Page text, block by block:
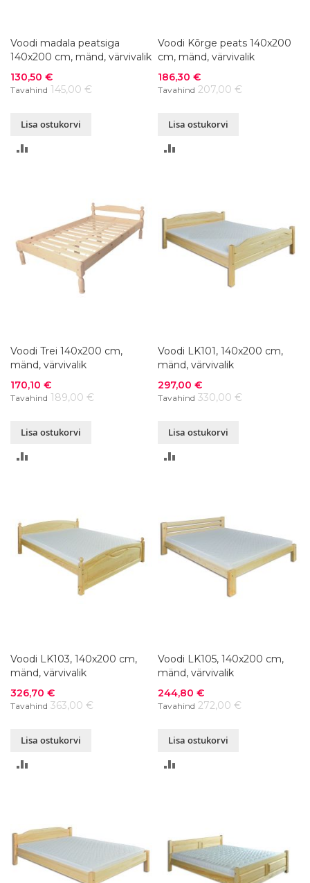
Voodi madala peatsiga
140x200 cm, mänd, värvivalik
Soodushind
130,50 €
Tavahind 145,00 €
Lisa ostukorvi
Voodi Kõrge peats 140x200
cm, mänd, värvivalik
Soodushind
186,30 €
Tavahind 207,00 €
Lisa ostukorvi
Voodi Trei 140x200 cm,
mänd, värvivalik
Soodushind
170,10 €
Tavahind 189,00 €
Lisa ostukorvi
Voodi LK101, 140x200 cm,
mänd, värvivalik
Soodushind
297,00 €
Tavahind 330,00 €
Lisa ostukorvi
Voodi LK103, 140x200 cm,
mänd, värvivalik
Soodushind
326,70 €
Tavahind 363,00 €
Lisa ostukorvi
Voodi LK105, 140x200 cm,
mänd, värvivalik
Soodushind
244,80 €
Tavahind 272,00 €
Lisa ostukorvi